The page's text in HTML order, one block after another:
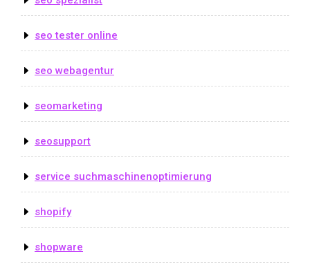
seo tester online
seo webagentur
seomarketing
seosupport
service suchmaschinenoptimierung
shopify
shopware